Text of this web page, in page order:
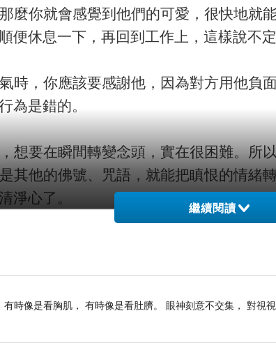
麼你就會感覺到他們的可愛，很快地就
便休息一下，再回到工作上，這樣說不定
，你應該要感謝他，因為對方用他負
為是錯的。
在瞬間轉變念頭，實在很困難。所
其他的佛號、咒語，就能把瞋恨的情緒
淨心了。
是「阿彌陀佛」。這樣不但憤怒、瞋恨
「我今天做了多少好事？我今天心
繼續閱讀
時像是看胸肌， 有時像是看肚臍。 眼神刻意不交集， 對視